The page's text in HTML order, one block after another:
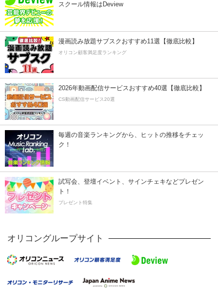
スクール情報はDeview
漫画読み放題サブスクおすすめ11選【徹底比較】
オリコン顧客満足度ランキング
2026年動画配信サービスおすすめ40選【徹底比較】
CS動画配信サービス20選
毎週の音楽ランキングから、ヒットの推移をチェッ
ク！
試写会、登壇イベント、サインチェキなどプレゼン
ト！
プレゼント特集
オリコングループサイト